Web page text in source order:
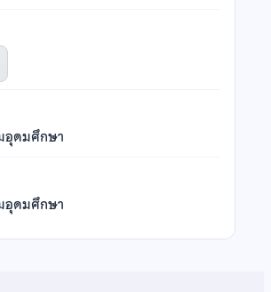
อุดมศึกษา
อุดมศึกษา